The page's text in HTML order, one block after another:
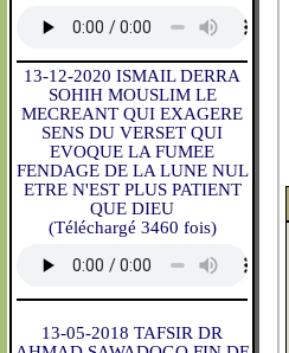
13-12-2020 ISMAIL DERRA
SOHIH MOUSLIM LE
MECREANT QUI EXAGERE
SENS DU VERSET QUI
EVOQUE LA FUMEE
FENDAGE DE LA LUNE NUL
ETRE N'EST PLUS PATIENT
QUE DIEU
(Téléchargé 3460 fois)
13-05-2018 TAFSIR DR